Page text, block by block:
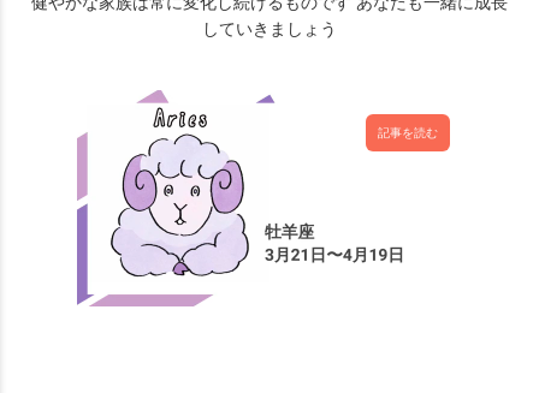
していきましょう
記事を読む